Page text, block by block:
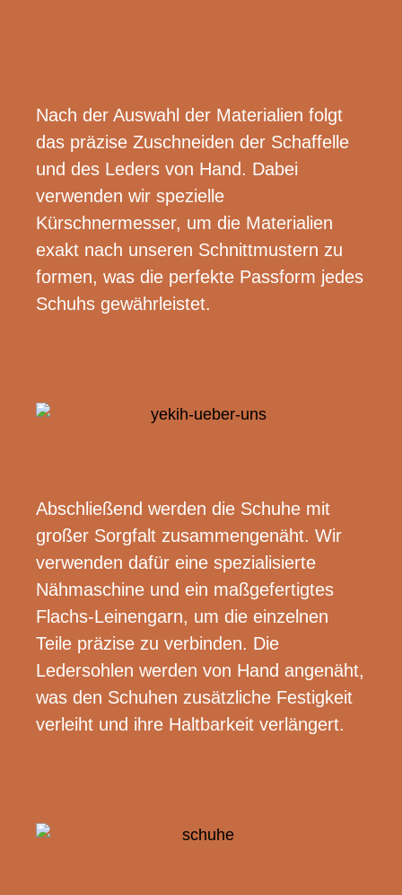
Nach der Auswahl der Materialien folgt
das präzise Zuschneiden der Schaffelle
und des Leders von Hand. Dabei
verwenden wir spezielle
Kürschnermesser, um die Materialien
exakt nach unseren Schnittmustern zu
formen, was die perfekte Passform jedes
Schuhs gewährleistet.
Abschließend werden die Schuhe mit
großer Sorgfalt zusammengenäht. Wir
verwenden dafür eine spezialisierte
Nähmaschine und ein maßgefertigtes
Flachs-Leinengarn, um die einzelnen
Teile präzise zu verbinden. Die
Ledersohlen werden von Hand angenäht,
was den Schuhen zusätzliche Festigkeit
verleiht und ihre Haltbarkeit verlängert.